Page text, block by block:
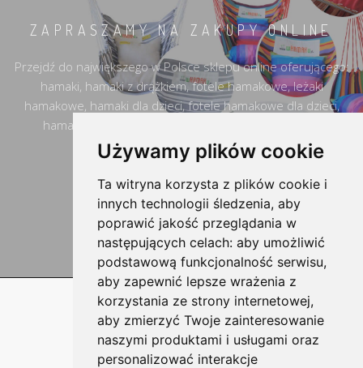
Używamy plików cookie
Ta witryna korzysta z plików cookie i
innych technologii śledzenia, aby
poprawić jakość przeglądania w
następujących celach: aby umożliwić
podstawową funkcjonalność serwisu,
aby zapewnić lepsze wrażenia z
korzystania ze strony internetowej,
aby zmierzyć Twoje zainteresowanie
naszymi produktami i usługami oraz
personalizować interakcje
ZAPRASZAMY NA ZAKUPY ONLINE
Przejdź do największego w Polsce sklepu online oferującego:
hamaki, hamaki z drążkiem, fotele hamakowe, leżaki
hamakowe, hamaki dla dzieci, fotele hamakowe dla dzieci,
hamaki dla niemowląt, fotele wellness oraz hamaki
turystyczne i podróżnicze.
PRZEJDŹ DO SKLEPU